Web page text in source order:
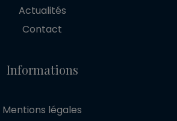
Actualités
Contact
Informations
Mentions légales